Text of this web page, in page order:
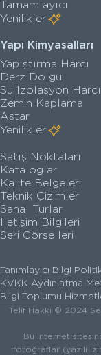
Tamamlayıcı
Yenilikler
Yapı Kimyasalları
Yapıştırma Harcı
Derz Dolgu
Su İzolasyon Harcı
Zemin Kaplama
Astar
Yenilikler
Satış Noktaları
Kataloglar
Kalite Belgeleri
Teknik Çizimler
Sanal Turlar
İletişim Bilgileri
Seri Görselleri
Tanımlayıcı Bilgi
KVKK Aydınlatma
Bilgi Toplumu
Telif Hakkı © 2024
Bu internet
fotoğraflar (yazılı